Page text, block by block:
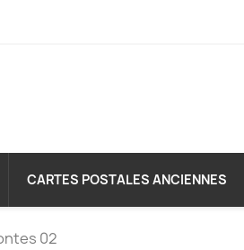
CARTES POSTALES ANCIENNES
02